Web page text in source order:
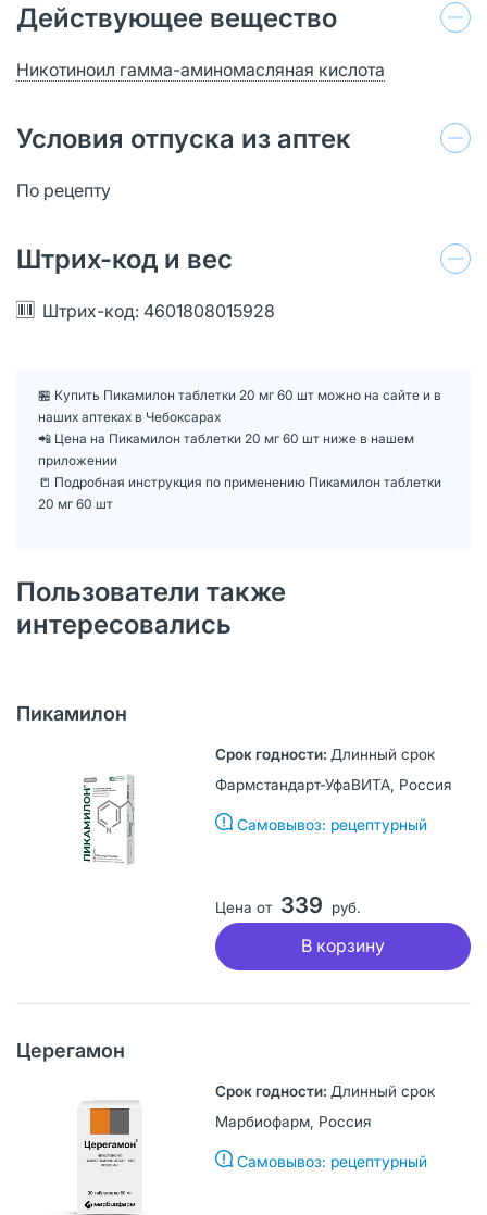
Действующее вещество
Никотиноил гамма-аминомасляная кислота
Условия отпуска из аптек
По рецепту
Штрих-код и вес
Штрих-код: 4601808015928
🏪 Купить Пикамилон таблетки 20 мг 60 шт можно на сайте и в
наших аптеках в Чебоксарах
📲 Цена на Пикамилон таблетки 20 мг 60 шт ниже в нашем
приложении
📒 Подробная инструкция по применению Пикамилон таблетки
20 мг 60 шт
Пользователи также
интересовались
Пикамилон
Длинный срок
Фармстандарт-УфаВИТА, Россия
Самовывоз: рецептурный
Цена от 339 руб.
В корзину
Церегамон
Длинный срок
Марбиофарм, Россия
Самовывоз: рецептурный